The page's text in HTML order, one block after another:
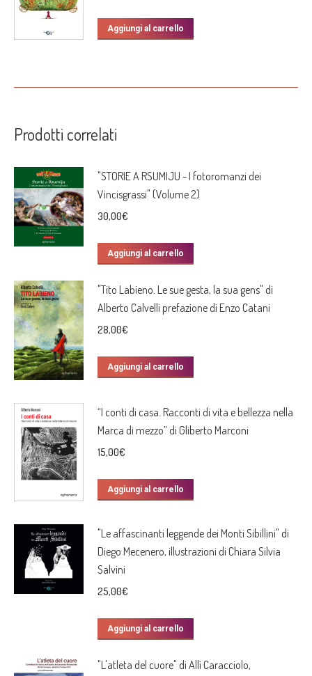
Aggiungi al carrello
Prodotti correlati
"STORIE A RSUMIJU - I fotoromanzi dei
Vincisgrassi" (Volume 2)
30,00€
Aggiungi al carrello
"Tito Labieno. Le sue gesta, la sua gens" di
Alberto Calvelli prefazione di Enzo Catani
28,00€
Aggiungi al carrello
“I conti di casa. Racconti di vita e bellezza nella
Marca di mezzo” di Gliberto Marconi
15,00€
Aggiungi al carrello
"Le affascinanti leggende dei Monti Sibillini" di
Diego Mecenero, illustrazioni di Chiara Silvia
Salvini
25,00€
Aggiungi al carrello
"L'atleta del cuore" di Allì Caracciolo,